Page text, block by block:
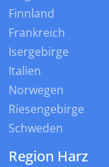
Finnland
Frankreich
Isergebirge
Italien
Norwegen
Riesengebirge
Schweden
Region Harz